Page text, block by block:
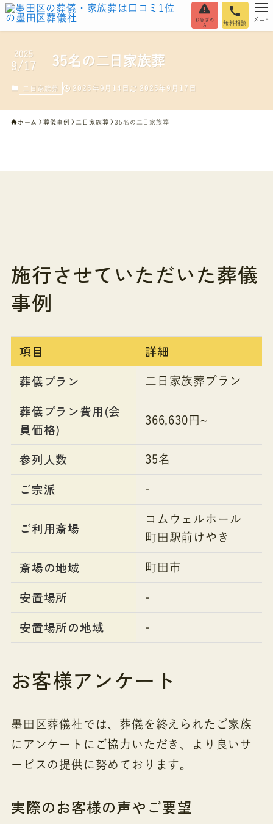
お急ぎの
方
無料相談
メニュ
ー
35名の二日家族葬
2025
9/17
二日家族葬 2025年9月14日 2025年9月17日
ホーム 葬儀事例 二日家族葬 35名の二日家族葬
施行させていただいた葬儀
事例
項目
詳細
葬儀プラン
二日家族葬プラン
葬儀プラン費用(会
員価格)
366,630円~
参列人数 35名
ご宗派 -
ご利用斎場
コムウェルホール
町田駅前けやき
斎場の地域 町田市
安置場所 -
安置場所の地域 -
お客様アンケート
墨田区葬儀社では、葬儀を終えられたご家族
にアンケートにご協力いただき、より良いサ
ービスの提供に努めております。
実際のお客様の声やご要望